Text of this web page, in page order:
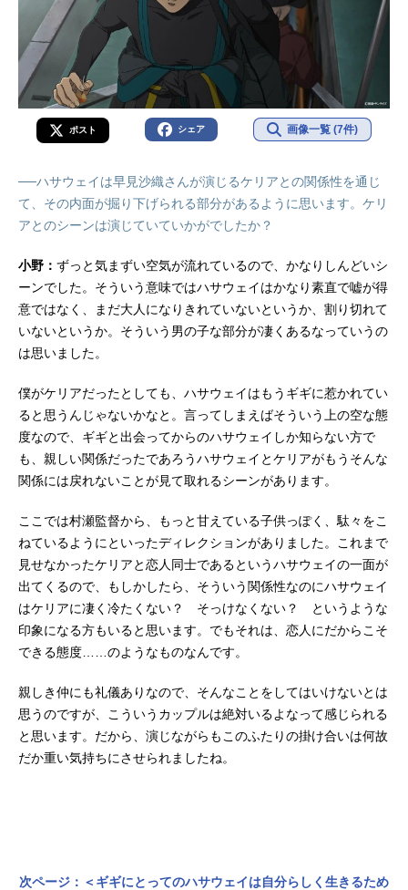
ポスト シェア 画像一覧 (7件)
──ハサウェイは早見沙織さんが演じるケリアとの関係性を通じ
て、その内面が掘り下げられる部分があるように思います。ケリ
アとのシーンは演じていていかがでしたか？
小野： ずっと気まずい空気が流れているので、かなりしんどいシ
ーンでした。そういう意味ではハサウェイはかなり素直で嘘が得
意ではなく、まだ大人になりきれていないというか、割り切れて
いないというか。そういう男の子な部分が凄くあるなっていうの
は思いました。
僕がケリアだったとしても、ハサウェイはもうギギに惹かれてい
ると思うんじゃないかなと。言ってしまえばそういう上の空な態
度なので、ギギと出会ってからのハサウェイしか知らない方で
も、親しい関係だったであろうハサウェイとケリアがもうそんな
関係には戻れないことが見て取れるシーンがあります。
ここでは村瀬監督から、もっと甘えている子供っぽく、駄々をこ
ねているようにといったディレクションがありました。これまで
見せなかったケリアと恋人同士であるというハサウェイの一面が
出てくるので、もしかしたら、そういう関係性なのにハサウェイ
はケリアに凄く冷たくない？ そっけなくない？ というような
印象になる方もいると思います。でもそれは、恋人にだからこそ
できる態度……のようなものなんです。
親しき仲にも礼儀ありなので、そんなことをしてはいけないとは
思うのですが、こういうカップルは絶対いるよなって感じられる
と思います。だから、演じながらもこのふたりの掛け合いは何故
だか重い気持ちにさせられましたね。
次ページ：＜ギギにとってのハサウェイは自分らしく生きるため